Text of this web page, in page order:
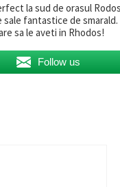
la sud de orasul
fantastice de smarald.
sa le aveti in Rhodos!
Follow us